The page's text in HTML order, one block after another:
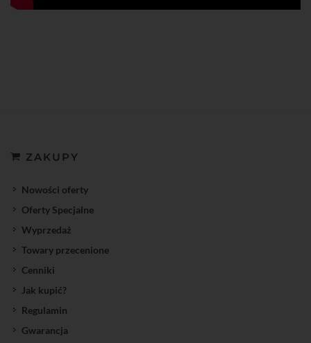
ZAKUPY
Nowości oferty
Oferty Specjalne
Wyprzedaż
Towary przecenione
Cenniki
Jak kupić?
Regulamin
Gwarancja